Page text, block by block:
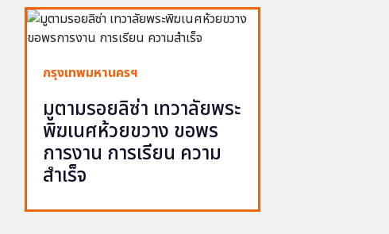
กรุงเทพมหานครฯ
มูตามรอยลิซ่า เทวาลัยพระ
พิฆเนศห้วยขวาง ขอพร
การงาน การเรียน ความ
สำเร็จ